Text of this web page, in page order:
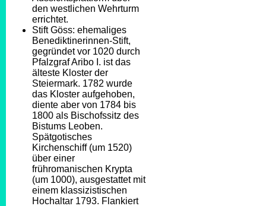
den westlichen Wehrturm
errichtet.
Stift Göss: ehemaliges
Benediktinerinnen-Stift,
gegründet vor 1020 durch
Pfalzgraf Aribo I. ist das
älteste Kloster der
Steiermark. 1782 wurde
das Kloster aufgehoben,
diente aber von 1784 bis
1800 als Bischofssitz des
Bistums Leoben.
Spätgotisches
Kirchenschiff (um 1520)
über einer
frühromanischen Krypta
(um 1000), ausgestattet mit
einem klassizistischen
Hochaltar 1793. Flankiert